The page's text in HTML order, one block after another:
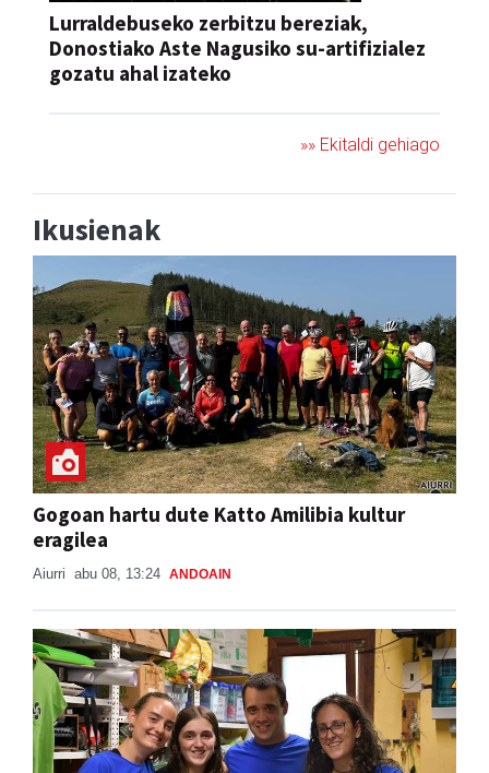
Lurraldebuseko zerbitzu bereziak,
Donostiako Aste Nagusiko su-artifizialez
gozatu ahal izateko
»» Ekitaldi gehiago
Ikusienak
Gogoan hartu dute Katto Amilibia kultur
eragilea
Aiurri abu 08, 13:24 ANDOAIN